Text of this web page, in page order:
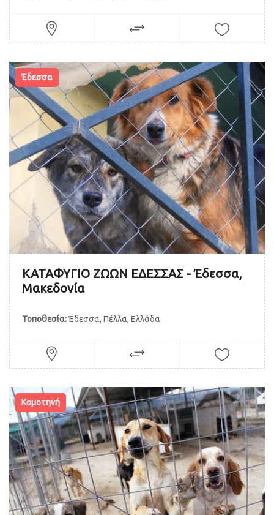
Έδεσσα
ΚΑΤΑΦΥΓΙΟ ΖΩΩΝ ΕΔΕΣΣΑΣ - Έδεσσα,
Μακεδονία
Τοποθεσία:Έδεσσα, Πέλλα, Ελλάδα
Κομοτηνή